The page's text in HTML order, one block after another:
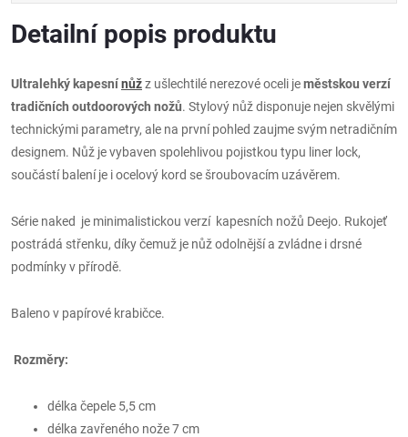
Detailní popis produktu
Ultralehký kapesnínůžz ušlechtilé nerezové oceli jeměstskou verzí
tradičních outdoorových nožů. Stylový nůž disponuje nejen skvělými
technickými parametry, ale na první pohled zaujme svým netradičním
designem. Nůž je vybaven spolehlivou pojistkou typu liner lock,
součástí balení je i ocelový kord se šroubovacím uzávěrem.
Série naked je minimalistickou verzí kapesních nožů Deejo. Rukojeť
postrádá střenku, díky čemuž je nůž odolnější a zvládne i drsné
podmínky v přírodě.
Baleno v papírové krabičce.
Rozměry:
délka čepele 5,5 cm
délka zavřeného nože 7 cm